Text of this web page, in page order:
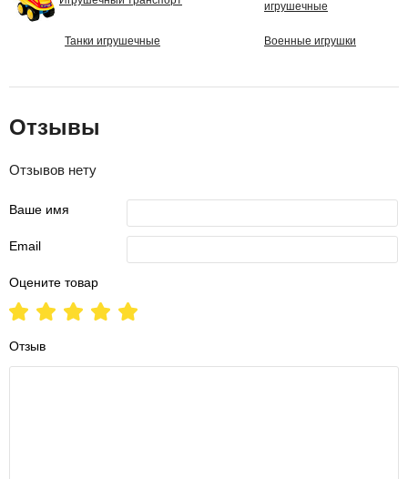
игрушечные
Танки игрушечные Военные игрушки
Отзывы
Отзывов нету
Ваше имя
Email
Оцените товар
Отзыв